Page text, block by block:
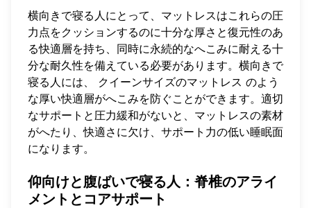
横向きで寝る人にとって、マットレスはこれらの圧
力点をクッションするのに十分な厚さと復元性のあ
る快適層を持ち、同時に永続的なへこみに耐える十
分な耐久性を備えている必要があります。横向きで
寝る人には、 クイーンサイズのマットレス のよう
な厚い快適層がへこみを防ぐことができます。適切
なサポートと圧力緩和がないと、マットレスの素材
がへたり、快適さに欠け、サポート力の低い睡眠面
になります。
仰向けと腹ばいで寝る人：脊椎のアライ
メントとコアサポート